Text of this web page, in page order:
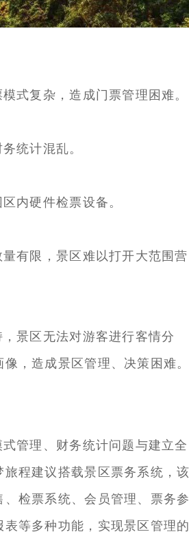
式复杂，造成门票管理困难。
统计混乱。
内硬件检票设备。
有限，景区难以打开大范围营
景区无法对游客进行客情分
，造成景区管理、决策困难
管理、财务统计问题与建立全
程建议搭载景区票务系统，
、检票系统、会员管理、票务
等多种功能，实现景区管理